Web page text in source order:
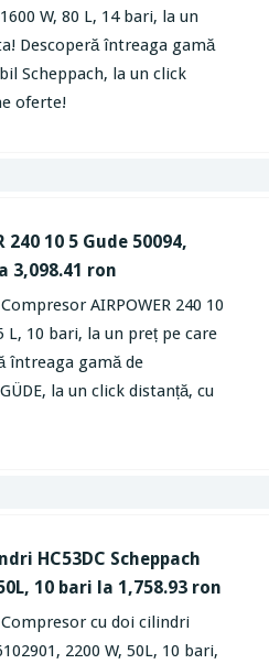
W, 80 L, 14 bari, la un
Descoperă întreaga gamă
Scheppach, la un click
oferte!
240 10 5 Gude 50094,
3,098.41 ron
AIRPOWER 240 10
L, 10 bari, la un preț pe care
întreaga gamă de
la un click distanță, cu
HC53DC Scheppach
10 bari la 1,758.93 ron
cu doi cilindri
2200 W, 50L, 10 bari,